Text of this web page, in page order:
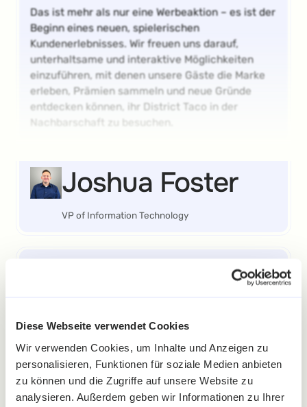
Diese Webseite verwendet Cookies
Wir verwenden Cookies, um Inhalte und Anzeigen zu
personalisieren, Funktionen für soziale Medien anbieten
zu können und die Zugriffe auf unsere Website zu
analysieren. Außerdem geben wir Informationen zu Ihrer
Das ist mehr als nur eine Werbeaktion – es ist der
Beginn eines neuen, spielerischen
Kundenerlebnisses. Wir freuen uns darauf,
unterhaltsame und interaktive Möglichkeiten
einzuführen, mit denen unsere Gäste die Marke
erleben, Prämien sammeln und neue Gründe
entdecken können, ihr District Taco in der
Nachbarschaft zu besuchen.
Joshua Foster
VP of Information Technology
experience. We’re excited to introduce fun,
interactive ways for ourguests to engage with
the brand, earn rewards, and discover new
reasons tovisit their neighborhood District Taco.